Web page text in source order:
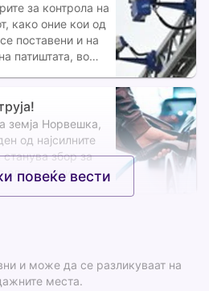
за контрола на
како оние кои од
поставени и на
патиштата, во
земја Норвешка,
од најсилните
збор за
електрични
регистрирани
повеќе вести
и може да се разликуваат на
места.